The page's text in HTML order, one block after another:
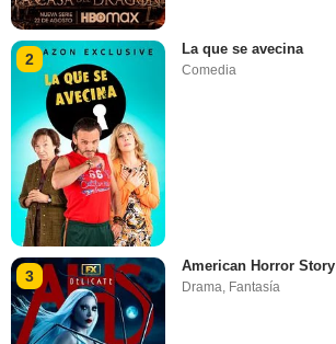
2
La que se avecina
Comedia
3
American Horror Story
Drama, Fantasía